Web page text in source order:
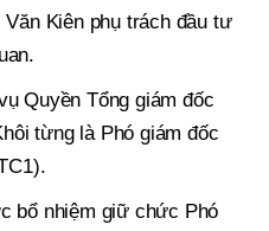
Kiên phụ trách đầu tư
Quyền Tổng giám đốc
từng là Phó giám đốc
bổ nhiệm giữ chức Phó